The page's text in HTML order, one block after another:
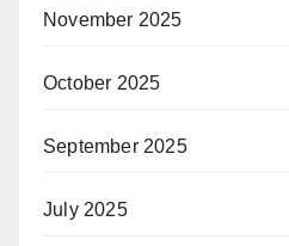
November 2025
October 2025
September 2025
July 2025